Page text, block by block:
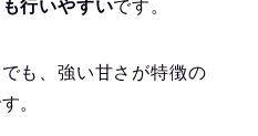
行いやすいです。
も、強い甘さが特徴の
。